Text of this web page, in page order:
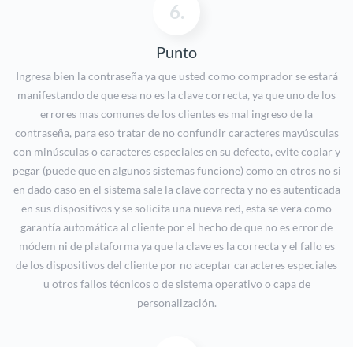
6.
Punto
Ingresa bien la contraseña ya que usted como comprador se estará
manifestando de que esa no es la clave correcta, ya que uno de los
errores mas comunes de los clientes es mal ingreso de la
contraseña, para eso tratar de no confundir caracteres mayúsculas
con minúsculas o caracteres especiales en su defecto, evite copiar y
pegar (puede que en algunos sistemas funcione) como en otros no si
en dado caso en el sistema sale la clave correcta y no es autenticada
en sus dispositivos y se solicita una nueva red, esta se vera como
garantía automática al cliente por el hecho de que no es error de
módem ni de plataforma ya que la clave es la correcta y el fallo es
de los dispositivos del cliente por no aceptar caracteres especiales
u otros fallos técnicos o de sistema operativo o capa de
personalización.